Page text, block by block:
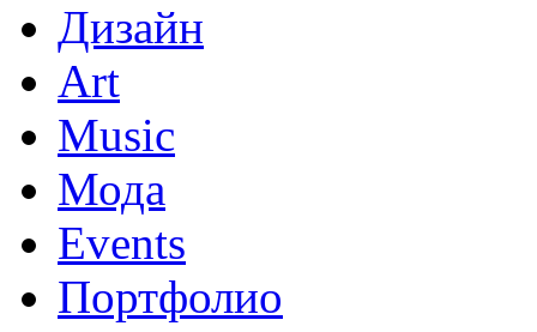
Дизайн
Art
Music
Мода
Events
Портфолио